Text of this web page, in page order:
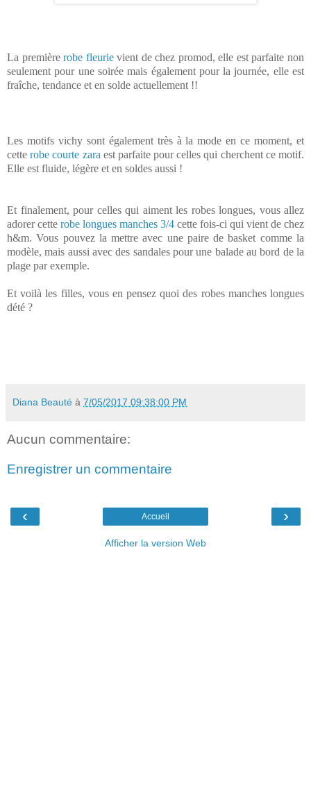
La premièrerobe fleurievient de chez promod, elle est parfaite non
seulement pour une soirée mais également pour la journée, elle est
fraîche, tendance et en solde actuellement !!
Les motifs vichy sont également très à la mode en ce moment, et
cetterobe courte zaraest parfaite pour celles qui cherchent ce motif.
Elle est fluide, légère et en soldes aussi !
Et finalement, pour celles qui aiment les robes longues, vous allez
adorer cette robe longues manches 3/4 cette fois-ci qui vient de chez
h&m. Vous pouvez la mettre avec une paire de basket comme la
modèle, mais aussi avec des sandales pour une balade au bord de la
plage par exemple.
Et voilà les filles, vous en pensez quoi des robes manches longues
dété ?
Diana Beauté à 7/05/2017 09:38:00 PM
Aucun commentaire:
Enregistrer un commentaire
‹ ›
Accueil
Afficher la version Web